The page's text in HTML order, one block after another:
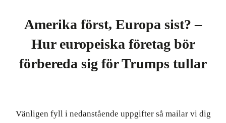
Amerika först, Europa sist? –
Hur europeiska företag bör
förbereda sig för Trumps tullar
Vänligen fyll i nedanstående uppgifter så mailar vi dig